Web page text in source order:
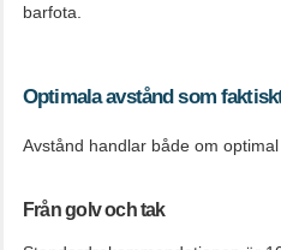
barfota.
Optimala avstånd som
Avstånd handlar både om
Från golv och tak